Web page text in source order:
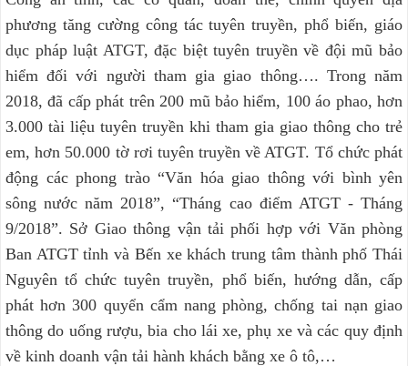
phương tăng cường công tác tuyên truyền, phổ biến, giáo
dục pháp luật ATGT, đặc biệt tuyên truyền về đội mũ bảo
hiểm đối với người tham gia giao thông…. Trong năm
2018, đã cấp phát trên 200 mũ bảo hiểm, 100 áo phao, hơn
3.000 tài liệu tuyên truyền khi tham gia giao thông cho trẻ
em, hơn 50.000 tờ rơi tuyên truyền về ATGT. Tổ chức phát
động các phong trào “Văn hóa giao thông với bình yên
sông nước năm 2018”, “Tháng cao điểm ATGT - Tháng
9/2018”. Sở Giao thông vận tải phối hợp với Văn phòng
Ban ATGT tỉnh và Bến xe khách trung tâm thành phố Thái
Nguyên tổ chức tuyên truyền, phổ biến, hướng dẫn, cấp
phát hơn 300 quyển cẩm nang phòng, chống tai nạn giao
thông do uống rượu, bia cho lái xe, phụ xe và các quy định
về kinh doanh vận tải hành khách bằng xe ô tô,…